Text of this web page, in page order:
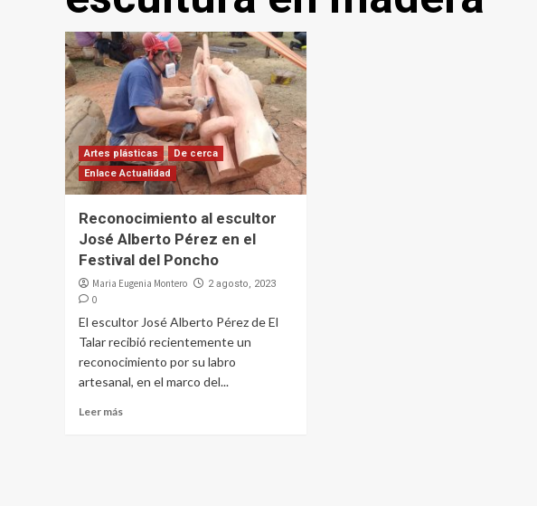
Artes plásticas
De cerca
Enlace Actualidad
Reconocimiento al escultor
José Alberto Pérez en el
Festival del Poncho
Maria Eugenia Montero 2 agosto, 2023
0
El escultor José Alberto Pérez de El
Talar recibió recientemente un
reconocimiento por su labro
artesanal, en el marco del...
Leer más